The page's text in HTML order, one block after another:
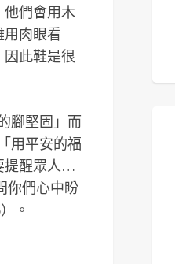
他們會用木
肉眼看
此鞋是很
腳堅固」而
用平安的福
提醒眾人…
你們心中盼
。